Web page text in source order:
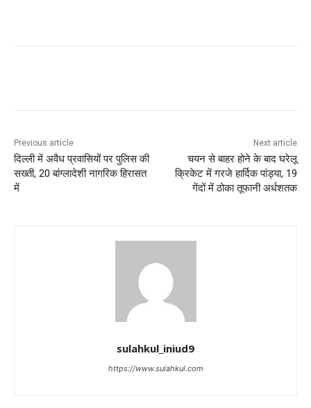
Previous article
दिल्ली में अवैध प्रवासियों पर पुलिस की
सख्ती, 20 बांग्लादेशी नागरिक हिरासत
में
Next article
चयन से बाहर होने के बाद घरेलू
क्रिकेट में गरजे हार्दिक पांड्या, 19
गेंदों में ठोका तूफानी अर्धशतक
sulahkul_iniud9
https://www.sulahkul.com